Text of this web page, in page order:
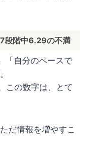
段階中6.29の不満
「自分のペースで
この数字は、とて
だ情報を増やすこ